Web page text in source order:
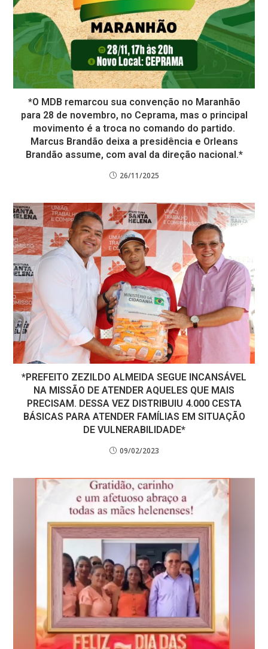
*O MDB remarcou sua convenção no Maranhão
para 28 de novembro, no Ceprama, mas o principal
movimento é a troca no comando do partido.
Marcus Brandão deixa a presidência e Orleans
Brandão assume, com aval da direção nacional.*
26/11/2025
*PREFEITO ZEZILDO ALMEIDA SEGUE INCANSÁVEL
NA MISSÃO DE ATENDER AQUELES QUE MAIS
PRECISAM. DESSA VEZ DISTRIBUIU 4.000 CESTA
BÁSICAS PARA ATENDER FAMÍLIAS EM SITUAÇÃO
DE VULNERABILIDADE*
09/02/2023